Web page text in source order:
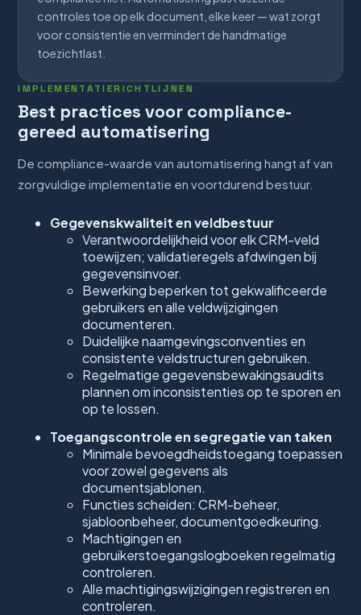
controles toe op elk document, elke keer — wat zorgt
voor consistentie en vermindert de handmatige
toezichtlast.
IMPLEMENTATIERICHTLIJNEN
Best practices voor compliance-
gereed automatisering
De compliance-waarde van automatisering hangt af van
zorgvuldige implementatie en voortdurend bestuur.
Gegevenskwaliteit en veldbestuur
Verantwoordelijkheid voor elk CRM-veld
toewijzen; validatieregels afdwingen bij
gegevensinvoer.
Bewerking beperken tot gekwalificeerde
gebruikers en alle veldwijzigingen
documenteren.
Duidelijke naamgevingsconventies en
consistente veldstructuren gebruiken.
Regelmatige gegevensbewakingsaudits
plannen om inconsistenties op te sporen en
op te lossen.
Toegangscontrole en segregatie van taken
Minimale bevoegdheidstoegang toepassen
voor zowel gegevens als
documentsjablonen.
Functies scheiden: CRM-beheer,
sjabloonbeheer, documentgoedkeuring.
Machtigingen en
gebruikerstoegangslogboeken regelmatig
controleren.
Alle machtigingswijzigingen registreren en
controleren.